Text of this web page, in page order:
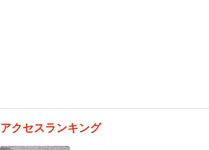
アクセスランキング